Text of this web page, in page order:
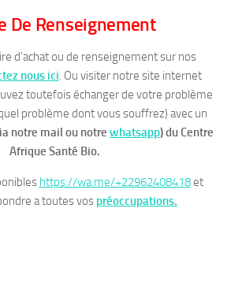
De Renseignement
d’achat ou de renseignement sur nos
nous ici. Ou visiter notre site internet
toutefois échanger de votre problème
problème dont vous souffrez) avec un
notre mail ou notre whatsapp)du Centre
Afrique Santé Bio.
https://wa.me/+22962408418et
a toutes vos préoccupations.